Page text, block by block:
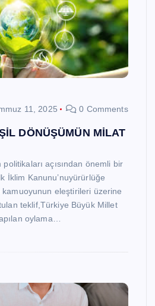
11, 2025 0 Comments
DÖNÜŞÜMÜN MİLAT
açısından önemli bir
İklim Kanunu’nuyürürlüğe
eleştirileri üzerine
teklif,Türkiye Büyük Millet
oylama…